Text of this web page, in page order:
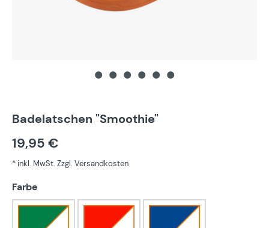
Badelatschen "Smoothie"
19,95 €
* inkl. MwSt. Zzgl. Versandkosten
Farbe